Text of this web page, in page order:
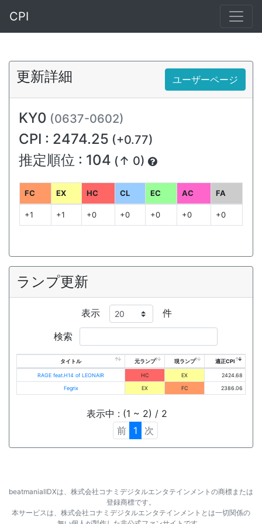
CPI
更新詳細 ユーザーページ
KY0 (0637-0602)
CPI : 2474.25 (+0.77)
推定順位 : 104 (↑ 0)
FC EX HC CL EC AC FA
+1 +1 +0 +0 +0 +0 +0
ランプ更新
表示 件
検索
タイトル 元ランプ 現ランプ 適正CPI
RAGE feat.H14 of LEONAIR HC EX
2424.68
Fegrix
EX FC 2386.06
表示中 : (1 ~ 2) / 2
前
1 次
beatmaniaⅡDXは、株式会社コナミデジタルエンタテインメントの商標または
登録商標です。
本サービスは、株式会社コナミデジタルエンタテインメントとは一切関係の